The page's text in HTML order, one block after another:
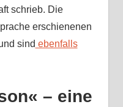
schrieb. Die
erschienenen
sind ebenfalls
– eine